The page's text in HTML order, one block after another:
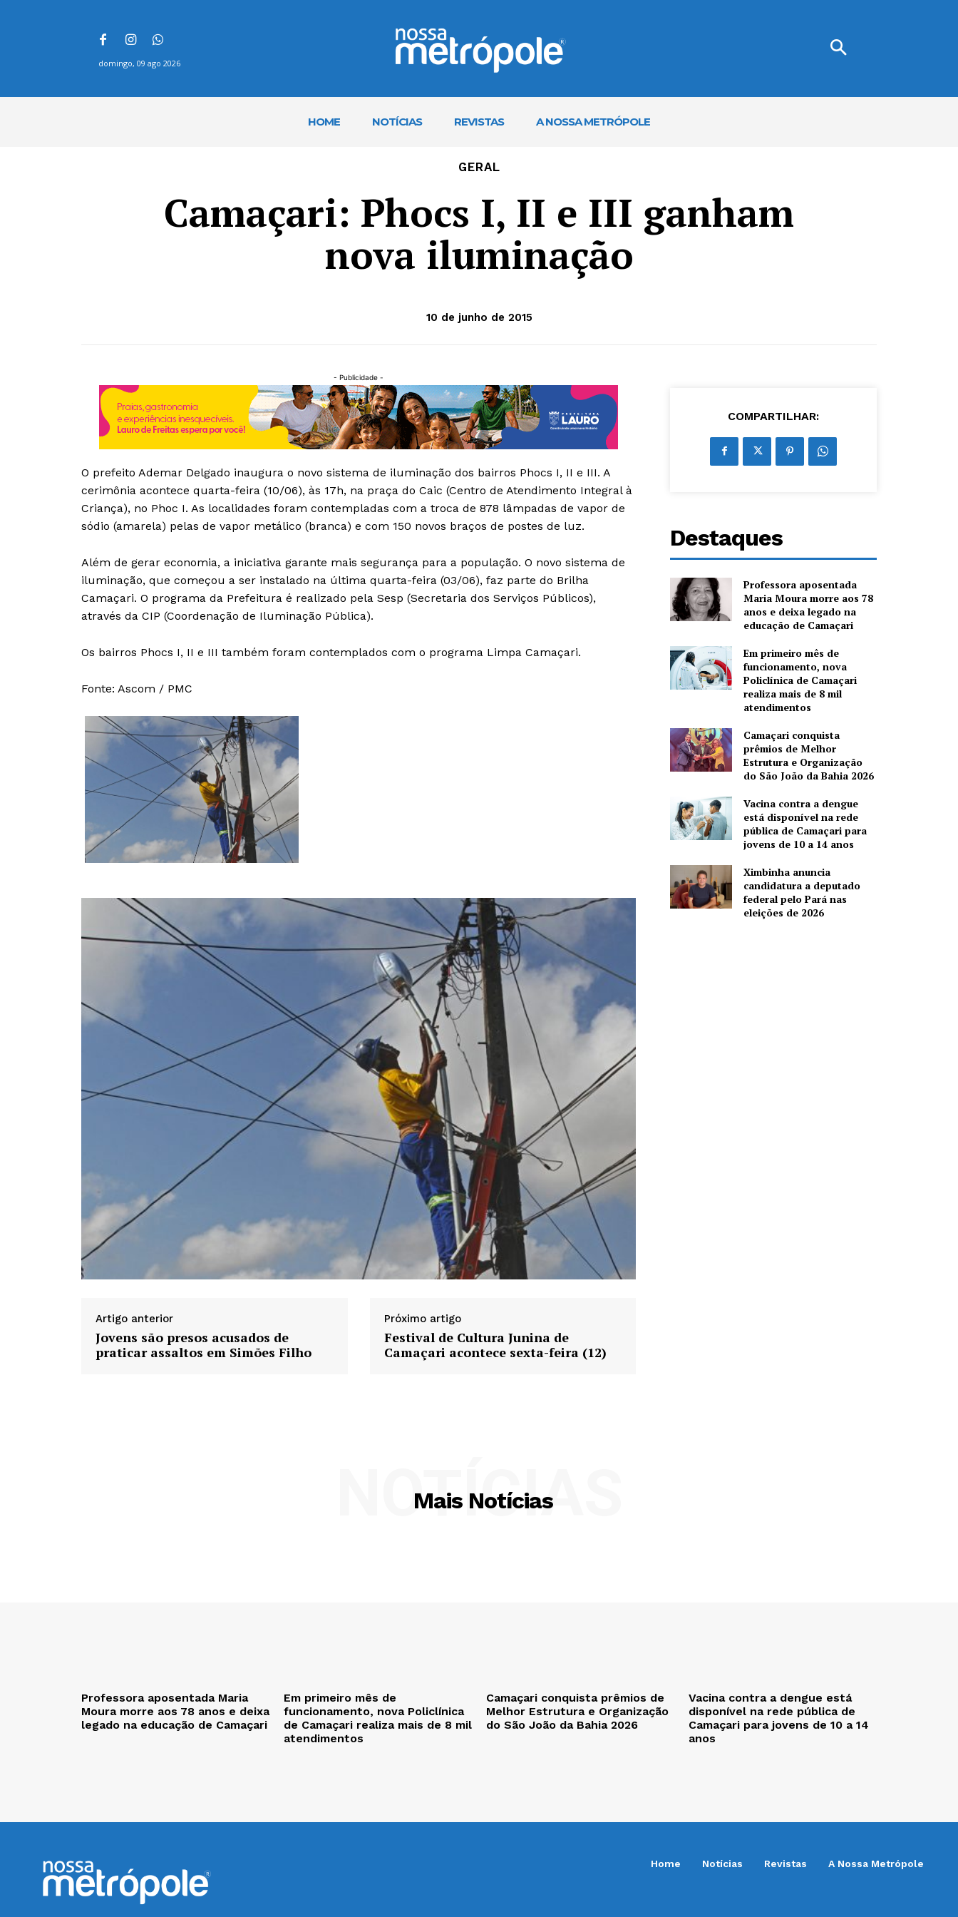
domingo, 09 ago 2026
HOME NOTÍCIAS REVISTAS A NOSSA METRÓPOLE
GERAL
Camaçari: Phocs I, II e III ganham
nova iluminação
10 de junho de 2015
- Publicidade -
O prefeito Ademar Delgado inaugura o novo sistema de iluminação dos bairros Phocs I, II e III. A
cerimônia acontece quarta-feira (10/06), às 17h, na praça do Caic (Centro de Atendimento Integral à
Criança), no Phoc I. As localidades foram contempladas com a troca de 878 lâmpadas de vapor de
sódio (amarela) pelas de vapor metálico (branca) e com 150 novos braços de postes de luz.
Além de gerar economia, a iniciativa garante mais segurança para a população. O novo sistema de
iluminação, que começou a ser instalado na última quarta-feira (03/06), faz parte do Brilha
Camaçari. O programa da Prefeitura é realizado pela Sesp (Secretaria dos Serviços Públicos),
através da CIP (Coordenação de Iluminação Pública).
Os bairros Phocs I, II e III também foram contemplados com o programa Limpa Camaçari.
Fonte: Ascom / PMC
Artigo anterior
Jovens são presos acusados de
praticar assaltos em Simões Filho
Próximo artigo
Festival de Cultura Junina de
Camaçari acontece sexta-feira (12)
COMPARTILHAR:
Destaques
Professora aposentada
Maria Moura morre aos 78
anos e deixa legado na
educação de Camaçari
Em primeiro mês de
funcionamento, nova
Policlínica de Camaçari
realiza mais de 8 mil
atendimentos
Camaçari conquista
prêmios de Melhor
Estrutura e Organização
do São João da Bahia 2026
Vacina contra a dengue
está disponível na rede
pública de Camaçari para
jovens de 10 a 14 anos
Ximbinha anuncia
candidatura a deputado
federal pelo Pará nas
eleições de 2026
Mais Notícias
NOTÍCIAS
Professora aposentada Maria
Moura morre aos 78 anos e deixa
legado na educação de Camaçari
Em primeiro mês de
funcionamento, nova Policlínica
de Camaçari realiza mais de 8 mil
atendimentos
Camaçari conquista prêmios de
Melhor Estrutura e Organização
do São João da Bahia 2026
Vacina contra a dengue está
disponível na rede pública de
Camaçari para jovens de 10 a 14
anos
Home Notícias Revistas A Nossa Metrópole